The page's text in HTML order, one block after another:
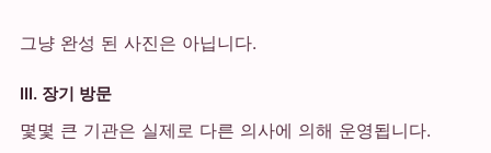
그냥 완성 된 사진은 아닙니다.
III. 장기 방문
몇몇 큰 기관은 실제로 다른 의사에 의해 운영됩니다.